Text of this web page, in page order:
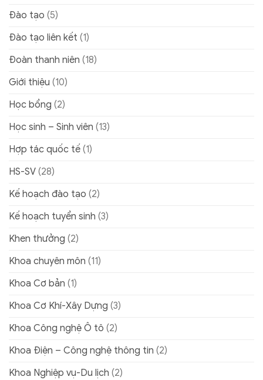
Đào tạo (5)
Đào tạo liên kết (1)
Đoàn thanh niên (18)
Giới thiệu (10)
Học bổng (2)
Học sinh – Sinh viên (13)
Hợp tác quốc tế (1)
HS-SV (28)
Kế hoạch đào tạo (2)
Kế hoạch tuyển sinh (3)
Khen thưởng (2)
Khoa chuyên môn (11)
Khoa Cơ bản (1)
Khoa Cơ Khí-Xây Dựng (3)
Khoa Công nghệ Ô tô (2)
Khoa Điện – Công nghệ thông tin (2)
Khoa Nghiệp vụ-Du lịch (2)